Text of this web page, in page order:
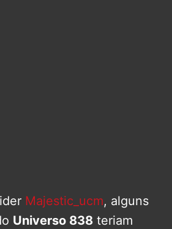
Majestic_ucm, alguns
Universo 838 teriam